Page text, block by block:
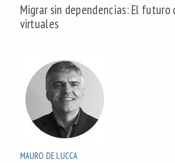
Migrar sin dependencias: El futuro
virtuales
MAURO DE LUCCA